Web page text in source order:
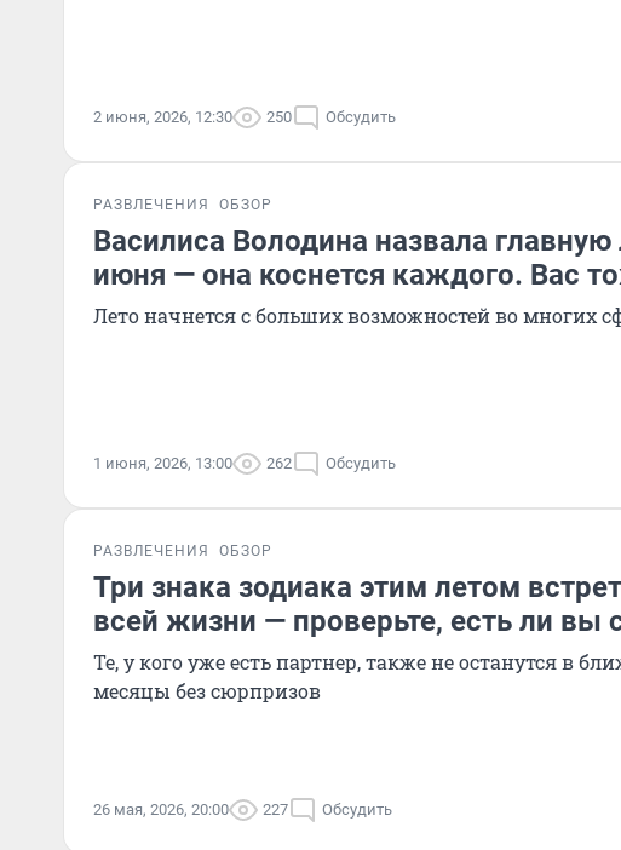
2 июня, 2026, 12:30 250 Обсудить
РАЗВЛЕЧЕНИЯ ОБЗОР
Василиса Володина назвала
июня — она коснется каждого. Вас
Лето начнется с больших возможностей во многих
1 июня, 2026, 13:00 262 Обсудить
РАЗВЛЕЧЕНИЯ ОБЗОР
Три знака зодиака этим летом
всей жизни — проверьте, есть ли вы
Те, у кого уже есть партнер, также не останутся в
месяцы без сюрпризов
26 мая, 2026, 20:00 227 Обсудить